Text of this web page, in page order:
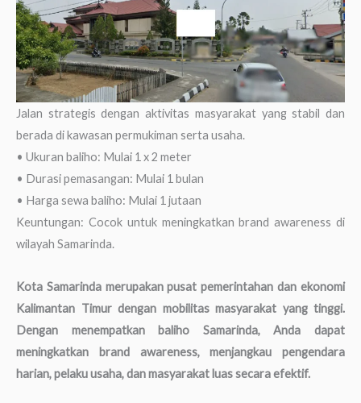
Jalan strategis dengan aktivitas masyarakat yang stabil dan
berada di kawasan permukiman serta usaha.
• Ukuran baliho: Mulai 1 x 2 meter
• Durasi pemasangan: Mulai 1 bulan
• Harga sewa baliho: Mulai 1 jutaan
Keuntungan: Cocok untuk meningkatkan brand awareness di
wilayah Samarinda.
Kota Samarinda merupakan pusat pemerintahan dan ekonomi
Kalimantan Timur dengan mobilitas masyarakat yang tinggi.
Dengan menempatkan baliho Samarinda, Anda dapat
meningkatkan brand awareness, menjangkau pengendara
harian, pelaku usaha, dan masyarakat luas secara efektif.